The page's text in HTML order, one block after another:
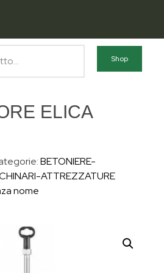
Shop
ELICA
BETONIERE-
ATTREZZATURE
nome